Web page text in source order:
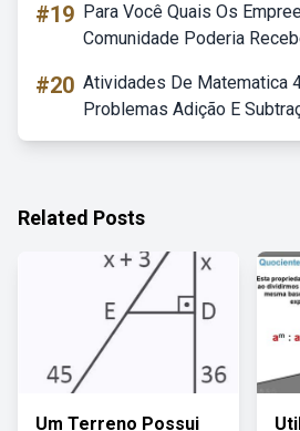
#19 Para Você Quais Os
Comunidade Poderia
#20 Atividades De Matematica
Problemas Adição E
Related Posts
Um Terreno Possui